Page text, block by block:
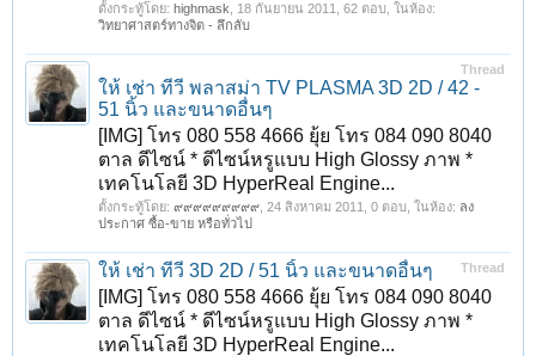
ตั้งกระทู้โดย: highmask 18 กันยายน 2011
, 62 ตอบ, ในห้อง:
วิทยาศาสตร์ทางจิต - ลึกลับ
Thread
ให้ เช่า ทีวี พลาสม่า TV PLASMA 3D 2D / 42 -
51 นิ้ว และขนาดอื่นๆ
[IMG] โทร 080 558 4666 ยุ้ย โทร 084 090 8040
ตาล ดีไซน์ * ดีไซน์หรูแบบ High Glossy ภาพ *
เทคโนโลยี 3D HyperReal Engine...
ตั้งกระทู้โดย: ๙๙๙๙๙๙๙๙๙ 24 สิงหาคม 2011 , 0 ตอบ, ในห้อง: ลง
ประกาศ ซื้อ-ขาย หรือทั่วไป
Thread
ให้ เช่า ทีวี 3D 2D / 51 นิ้ว และขนาดอื่นๆ
[IMG] โทร 080 558 4666 ยุ้ย โทร 084 090 8040
ตาล ดีไซน์ * ดีไซน์หรูแบบ High Glossy ภาพ *
เทคโนโลยี 3D HyperReal Engine...
4 ถัดไป >